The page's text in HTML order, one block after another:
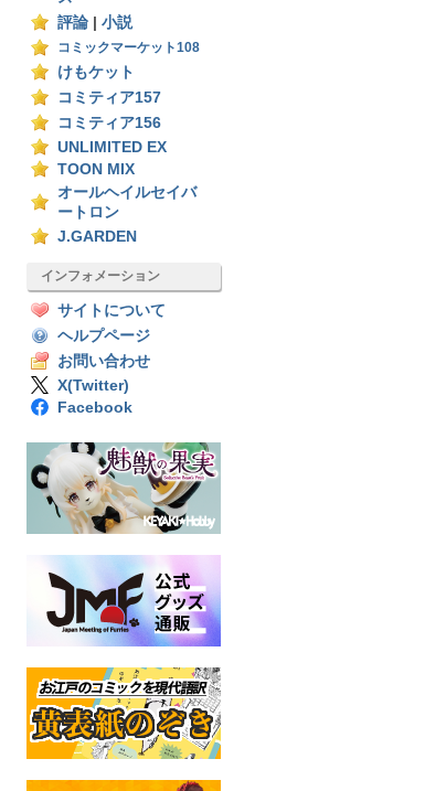
評論
小説
コミックマーケット108
けもケット
コミティア157
コミティア156
UNLIMITED EX
TOON MIX
オールヘイルセイバ
ートロン
J.GARDEN
インフォメーション
サイトについて
ヘルプページ
お問い合わせ
X(Twitter)
Facebook